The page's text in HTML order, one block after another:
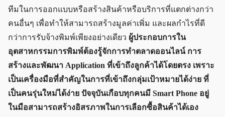
ทีมในการออกแบบหรือสร้างสินค้าหรือบริการที่แตกต่างกว่า
คนอื่นๆ เพื่อทำให้สามารถสร้างมูลค่าเพิ่ม และผลกำไรที่ดี
กว่าการรับจ้างพิมพ์เพียงอย่างเดียว ผู้ประกอบการใน
อุตสาหกรรมการพิมพ์ต้องรู้จักการทำตลาดออนไลน์ การ
สร้างและพัฒนา Application ที่เข้าถึงลูกค้าได้โดยตรง เพราะ
เป็นเครื่องมือที่สำคัญในการที่เข้าถึงกลุ่มเป้าหมายได้ง่าย ที่
เป็นคนรุ่นใหม่ได้ง่าย ปัจจุบันเกือบทุกคนมี Smart Phone อยู่
ในมือสามารถสร้างอิสรภาพในการเลือกซื้อสินค้าได้เอง